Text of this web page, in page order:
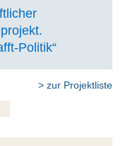
Politik“
> zur Projektliste